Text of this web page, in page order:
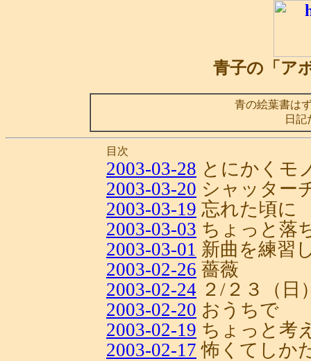
青子の「ア
青の絵葉書は
日記
目次
2003-03-28 とにかくモ
2003-03-20 シャッター
2003-03-19 忘れた頃に
2003-03-03 ちょっと落
2003-03-01 新曲を練習
2003-02-26 薔薇
2003-02-24 ２/２３（日
2003-02-20 おうちで
2003-02-19 ちょっと考
2003-02-17 怖くてしか